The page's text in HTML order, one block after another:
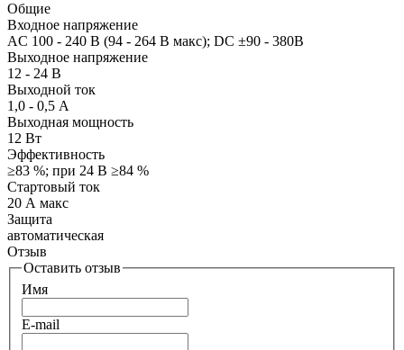
Общие
Входное напряжение
AC 100 - 240 В (94 - 264 В макс); DC ±90 - 380В
Выходное напряжение
12 - 24 В
Выходной ток
1,0 - 0,5 А
Выходная мощность
12 Вт
Эффективность
≥83 %; при 24 В ≥84 %
Cтартовый ток
20 А макс
Защита
автоматическая
Отзыв
Оставить отзыв
Имя
E-mail